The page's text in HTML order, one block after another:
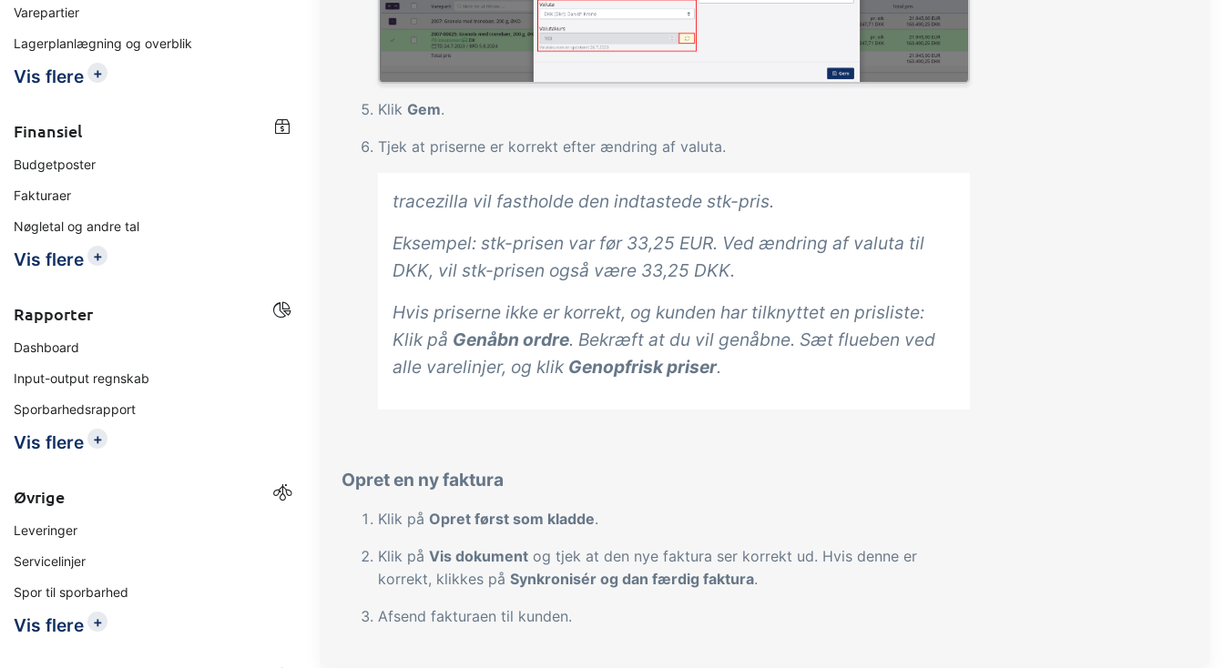
Varepartier
Lagerplanlægning og overblik
Vis flere +
Finansiel
Budgetposter
Fakturaer
Nøgletal og andre tal
Vis flere +
Rapporter
Dashboard
Input-output regnskab
Sporbarhedsrapport
Vis flere +
Øvrige
Leveringer
Servicelinjer
Spor til sporbarhed
Vis flere +
Klik Gem.
Tjek at priserne er korrekt efter ændring af valuta.
tracezilla vil fastholde den indtastede stk-pris.
Eksempel: stk-prisen var før 33,25 EUR. Ved ændring af valuta til
DKK, vil stk-prisen også være 33,25 DKK.
Hvis priserne ikke er korrekt, og kunden har tilknyttet en prisliste:
Klik på Genåbn ordre. Bekræft at du vil genåbne. Sæt flueben ved
alle varelinjer, og klik Genopfrisk priser.
Opret en ny faktura
Klik på Opret først som kladde.
Klik på Vis dokument og tjek at den nye faktura ser korrekt ud. Hvis denne er
korrekt, klikkes på Synkronisér og dan færdig faktura.
Afsend fakturaen til kunden.